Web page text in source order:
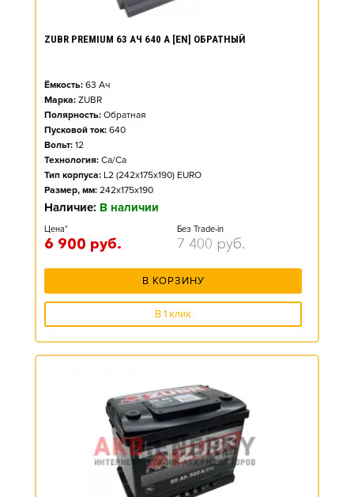
ZUBR PREMIUM 63 АЧ 640 А [EN] ОБРАТНЫЙ
Ёмкость: 63 Ач
Марка: ZUBR
Полярность: Обратная
Пусковой ток: 640
Вольт: 12
Технология: Ca/Ca
Тип корпуса: L2 (242x175x190) EURO
Размер, мм: 242x175x190
Наличие: В наличии
Цена*
6 900 руб.
Без Trade-in
7 400 руб.
В КОРЗИНУ
В 1 клик